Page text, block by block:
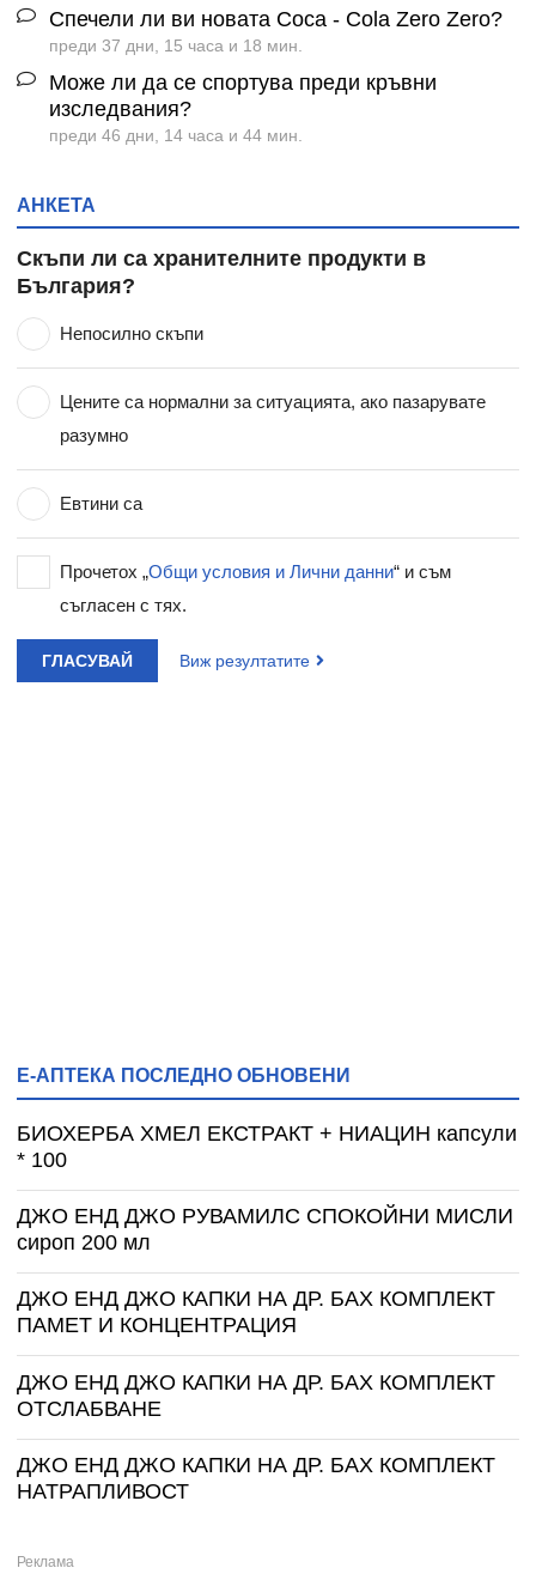
Спечели ли ви новата Coca - Cola Zero Zero?
преди 37 дни, 15 часа и 18 мин.
Може ли да се спортува преди кръвни
изследвания?
преди 46 дни, 14 часа и 44 мин.
АНКЕТА
Скъпи ли са хранителните продукти в
България?
Непосилно скъпи
Цените са нормални за ситуацията, ако пазарувате
разумно
Евтини са
Прочетох „Общи условия и Лични данни“ и съм
съгласен с тях.
ГЛАСУВАЙ Виж резултатите
Е-АПТЕКА ПОСЛЕДНО ОБНОВЕНИ
БИОХЕРБА ХМЕЛ ЕКСТРАКТ + НИАЦИН капсули
* 100
ДЖО ЕНД ДЖО РУВАМИЛС СПОКОЙНИ МИСЛИ
сироп 200 мл
ДЖО ЕНД ДЖО КАПКИ НА ДР. БАХ КОМПЛЕКТ
ПАМЕТ И КОНЦЕНТРАЦИЯ
ДЖО ЕНД ДЖО КАПКИ НА ДР. БАХ КОМПЛЕКТ
ОТСЛАБВАНЕ
ДЖО ЕНД ДЖО КАПКИ НА ДР. БАХ КОМПЛЕКТ
НАТРАПЛИВОСТ